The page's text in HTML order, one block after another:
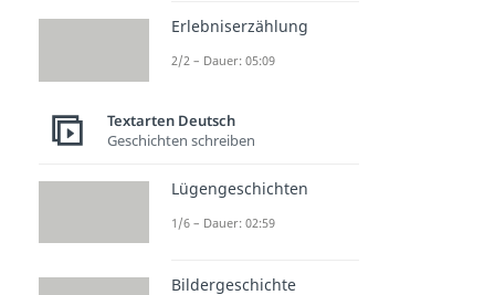
Passwort!“
Kurze
Erlebniserzählung
2/2 – Dauer: 05:09
Textarten Deutsch
Geschichten schreiben
Lügengeschichten
1/6 – Dauer: 02:59
Bildergeschichte